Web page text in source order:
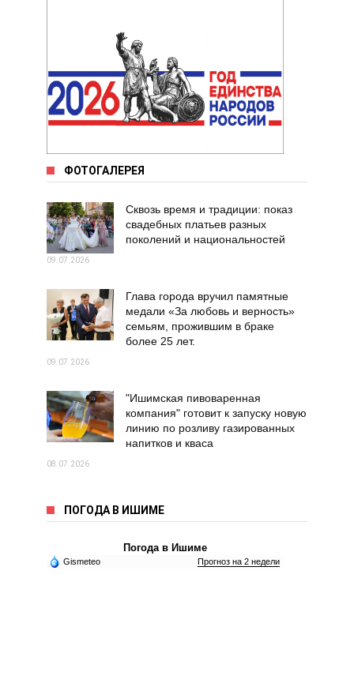
ФОТОГАЛЕРЕЯ
Сквозь время и традиции: показ
свадебных платьев разных
поколений и национальностей
09.07.2026
Глава города вручил памятные
медали «За любовь и верность»
семьям, прожившим в браке
более 25 лет.
09.07.2026
"Ишимская пивоваренная
компания" готовит к запуску новую
линию по розливу газированных
напитков и кваса
08.07.2026
ПОГОДА В ИШИМЕ
Погода в Ишиме
Gismeteo Прогноз на 2 недели